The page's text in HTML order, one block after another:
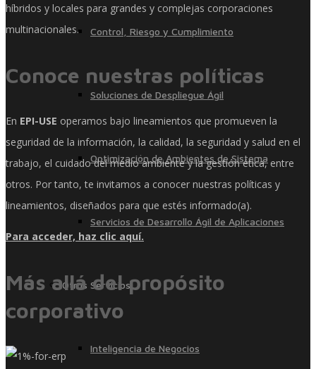
Control, Riesgo y Cumplimiento
Soluciones de Despliegue Ágil
Optimización de Ambientes de Sistema
Servicios de Desarrollo Ágil de Aplicaciones
Otros Servicios
Inteligencia de Negocios
híbridos y locales para grandes y complejas corporaciones
multinacionales.
Conoce nuestras políticas
En EPI-USE operamos bajo lineamientos que promueven la
seguridad de la información, la calidad, la seguridad y salud en el
trabajo, el cuidado del medio ambiente y la gestión ética, entre
otros. Por tanto, te invitamos a conocer nuestras políticas y
lineamientos, diseñados para que estés informado(a).
Para acceder, haz clic aquí.
Más allá del propósito
corporativo